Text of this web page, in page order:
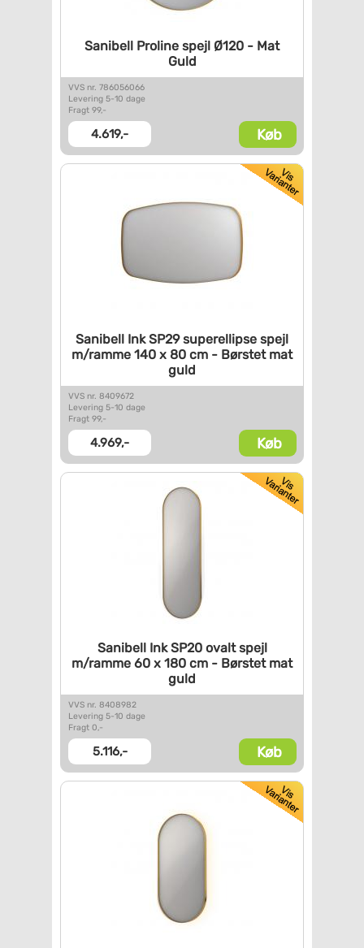
Sanibell Proline spejl Ø120 - Mat
Guld
VVS nr. 786056066
Levering 5-10 dage
Fragt 99,-
4.619,- Køb
Sanibell Ink SP29 superellipse spejl
m/ramme 140 x 80 cm - Børstet mat
guld
VVS nr. 8409672
Levering 5-10 dage
Fragt 99,-
4.969,- Køb
Sanibell Ink SP20 ovalt spejl
m/ramme 60 x 180 cm - Børstetmat
guld
VVS nr. 8408982
Levering 5-10 dage
Fragt 0,-
5.116,- Køb